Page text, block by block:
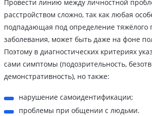
Провести линию между личностной
расстройством сложно, так как любая
подпадающая под определение тяжёлого
заболевания, может быть даже на фоне
Поэтому в диагностических критериях
сами симптомы (подозрительность,
демонстративность), но также:
нарушение самоидентификации;
проблемы при общении с людьми.